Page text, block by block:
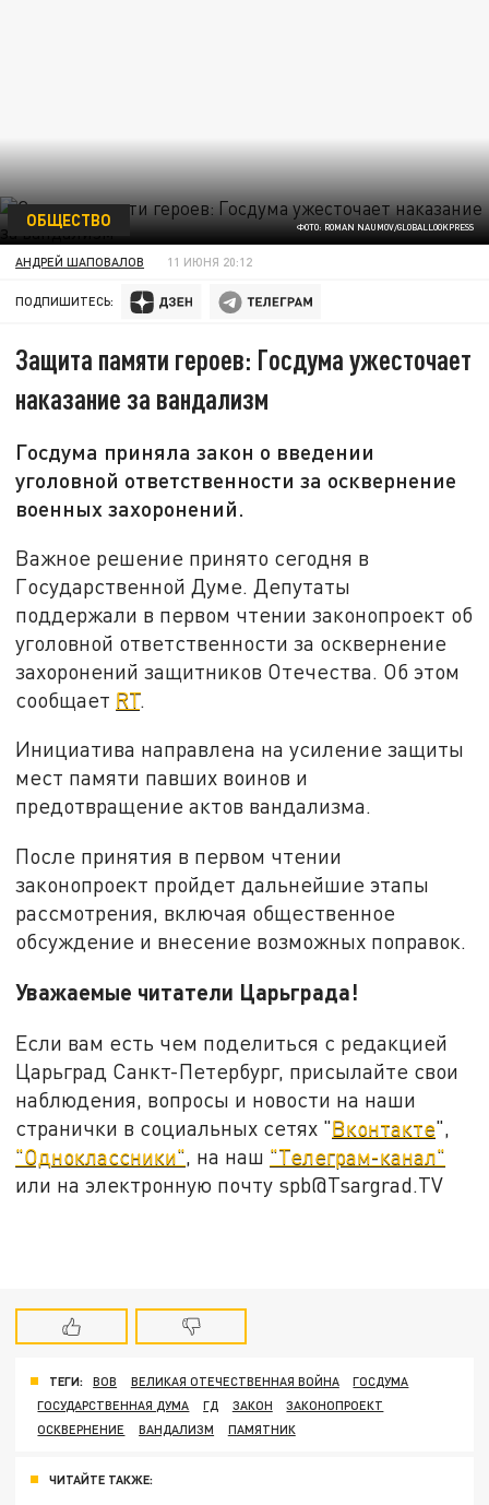
ФОТО: ROMAN NAUMOV/GLOBALLOOKPRESS
ОБЩЕСТВО
АНДРЕЙ ШАПОВАЛОВ 11 ИЮНЯ 20:12
ПОДПИШИТЕСЬ:
Защита памяти героев: Госдума ужесточает
наказание за вандализм
Госдума приняла закон о введении
уголовной ответственности за осквернение
военных захоронений.
Важное решение принято сегодня в
Государственной Думе. Депутаты
поддержали в первом чтении законопроект об
уголовной ответственности за осквернение
захоронений защитников Отечества. Об этом
сообщает RT.
Инициатива направлена на усиление защиты
мест памяти павших воинов и
предотвращение актов вандализма.
После принятия в первом чтении
законопроект пройдет дальнейшие этапы
рассмотрения, включая общественное
обсуждение и внесение возможных поправок.
Уважаемые читатели Царьграда!
Если вам есть чем поделиться с редакцией
Царьград Санкт-Петербург, присылайте свои
наблюдения, вопросы и новости на наши
странички в социальных сетях "Вконтакте",
"Одноклассники" , на наш "Телеграм-канал"
или на электронную почту spb@Tsargrad.TV
ТЕГИ: ВОВ ВЕЛИКАЯ ОТЕЧЕСТВЕННАЯ ВОЙНА
ГОСДУМА
ГОСУДАРСТВЕННАЯ ДУМА
ГД ЗАКОН
ЗАКОНОПРОЕКТ
ОСКВЕРНЕНИЕ
ВАНДАЛИЗМ ПАМЯТНИК
ЧИТАЙТЕ ТАКЖЕ: